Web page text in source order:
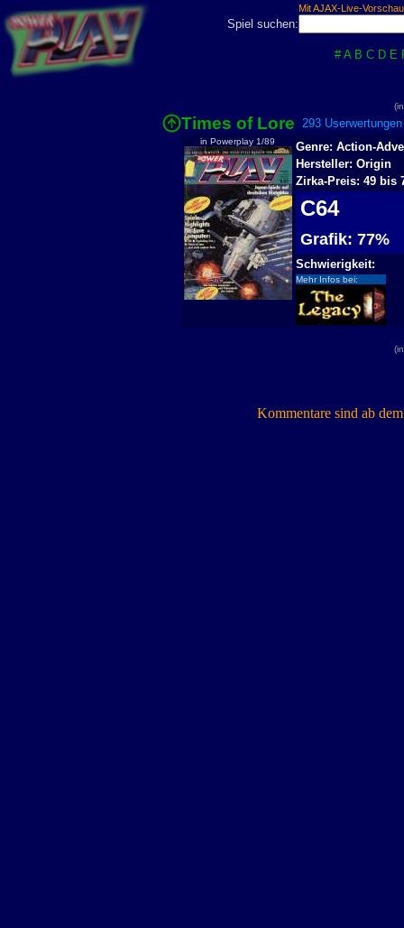
Mit AJAX-Live-
Spiel suchen:
# A B C D E
Times of Lore 293 Userwertungen
in Powerplay 1/89
Genre: Action-
Hersteller: Origin
Zirka-Preis: 49 bis
C64
Grafik: 77%
Schwierigkeit:
Mehr Infos bei:
Kommentare sind ab